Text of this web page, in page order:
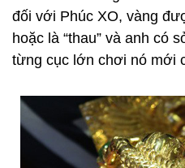
đối với Phúc XO, vàng
hoặc là “thau” và anh có
từng cục lớn chơi nó mới